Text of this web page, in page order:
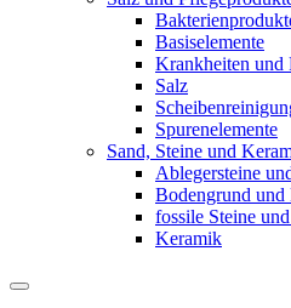
Basiselemente
Krankheiten und
Salz
Spurenelemente
Sand, Steine und
Ablegersteine
Bodengrund und
fossile Steine
Keramik